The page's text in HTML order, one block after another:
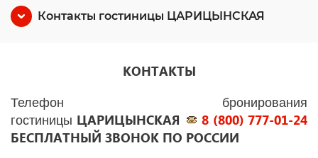
Контакты гостиницы ЦАРИЦЫНСКАЯ
КОНТАКТЫ
Телефон бронирования
гостиницы ЦАРИЦЫНСКАЯ
8 (800) 777-01-24
БЕСПЛАТНЫЙ ЗВОНОК ПО РОССИИ